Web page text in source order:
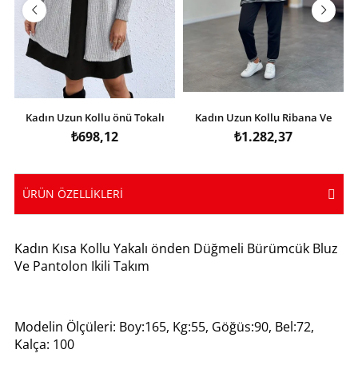
Kadın Uzun Kollu önü Tokalı
şardonlu Kaşkorse Iç Kısmı
Viskon Midi Elbise Ikili Takım
₺698,12
Kadın Uzun Kollu Ribana Ve
Fermuar Detay Bluz Ve Yüksel
Bel Pantolon 2li Takım
₺1.282,37
ÜRÜN ÖZELLIKLERI
Kadın Kısa Kollu Yakalı önden Düğmeli Bürümcük Bluz
Ve Pantolon Ikili Takım
Modelin Ölçüleri: Boy:165, Kg:55, Göğüs:90, Bel:72,
Kalça: 100